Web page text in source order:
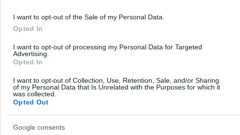
I want to opt-out of the Sale of my Personal Data.
Opted In
I want to opt-out of processing my Personal Data for Targeted
Advertising.
Opted In
I want to opt-out of Collection, Use, Retention, Sale, and/or Sharing
of my Personal Data that Is Unrelated with the Purposes for which it
was collected.
Opted Out
Google consents